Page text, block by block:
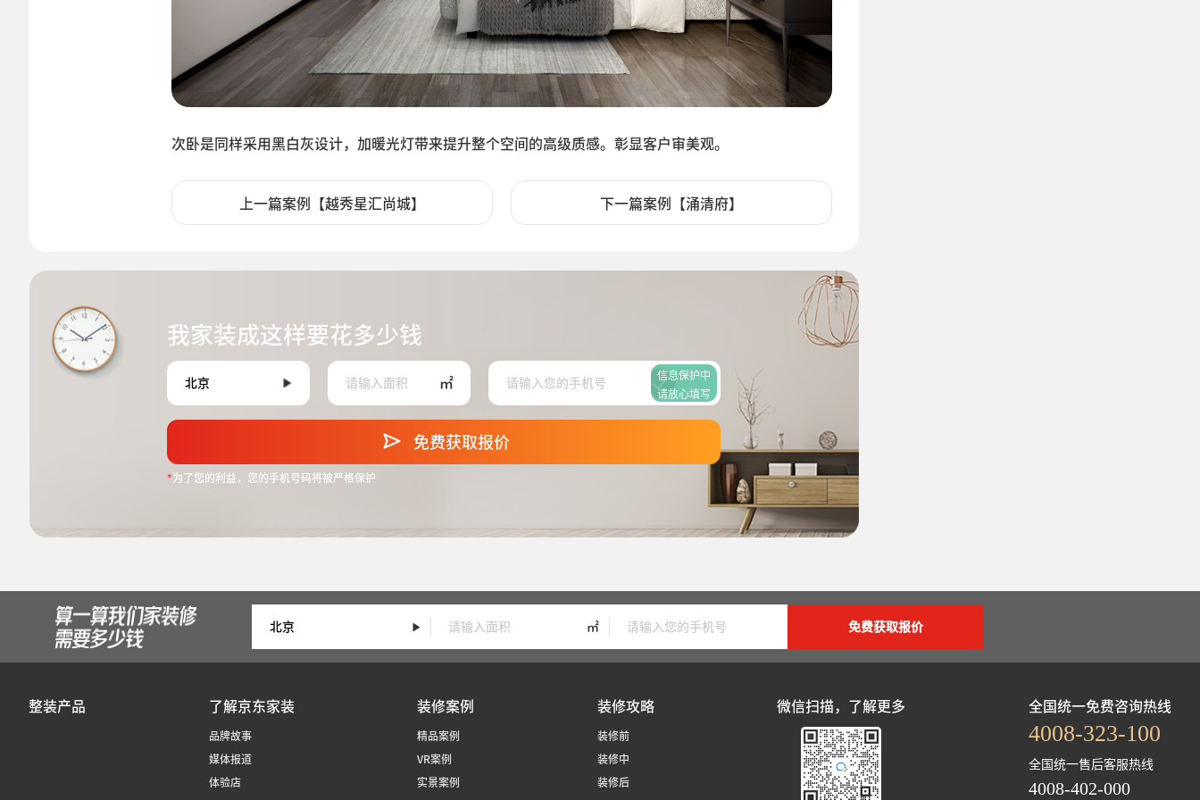
次卧是同样采用黑白灰设计，加暖光灯带来提升整个空间的高级质感。彰显客户审美观。
上一篇案例【越秀星汇尚城】 下一篇案例【涌清府】
我家装成这样要花多少钱
㎡
信息保护中
请放心填写
免费获取报价
*为了您的利益，您的手机号码将被严格保护
㎡ 免费获取报价
整装产品 了解京东家装
品牌故事
媒体报道
体验店
装修案例
精品案例
VR案例
实景案例
装修攻略
装修前
装修中
装修后
微信扫描，了解更多 全国统一免费咨询热线
4008-323-100
全国统一售后客服热线
4008-402-000